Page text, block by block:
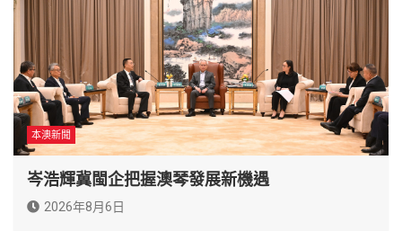
本澳新聞
岑浩輝冀閩企把握澳琴發展新機遇
2026年8月6日